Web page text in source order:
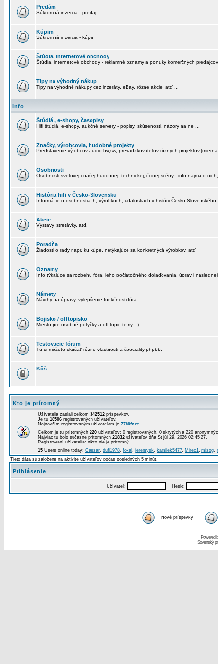
Predám
Súkromná inzercia - predaj
Kúpim
Súkromná inzercia - kúpa
Štúdia, internetové obchody
Štúdia, internetové obchody - reklamné oznamy a ponuky komerčných predajcov
Tipy na výhodný nákup
Tipy na výhodné nákupy cez inzeráty, eBay, rôzne akcie, atď ...
Info
Štúdiá , e-shopy, časopisy
Hifi štúdiá, e-shopy, aukčné servery - popisy, skúsenosti, názory na ne ...
Značky, výrobcovia, hudobné projekty
Predstavenie výrobcov audio hw,sw, prevadzkovateľov rôznych projektov
Osobnosti
Osobnosti svetovej i našej hudobnej, technickej, či inej scény - info najmä o
História hifi v Česko-Slovensku
Informácie o osobnostiach, výrobkoch, udalostiach v histórii Česko-Slovenského
Akcie
Výstavy, stretávky, atd.
Poradňa
Žiadosti o rady napr. ku kúpe, netýkajúce sa konkretných výrobkov, atď
Oznamy
Info týkajúce sa rozbehu fóra, jeho počiatočného dolaďovania, úprav i
Námety
Návrhy na úpravy, vylepšenie funkčnosti fóra
Bojisko / offtopisko
Miesto pre osobné potyčky a off-topic temy :-)
Testovacie fórum
Tu si môžete skušať rôzne vlastnosti a špeciality phpbb.
Kôš
Kto je prítomný
Užívatelia zaslali celkom 342512 príspevkov.
Je tu 18506 registrovaných užívateľov.
Najnovším registrovaným užívateľom je 7789fnet.
Celkom je tu prítomných 220 užívateľov: 0 registrovaných, 0 skrytých a 220
Najviac tu bolo súčasne prítomných 21832 užívateľov dňa St júl 29, 2026 02:45:27.
Registrovaní užívatelia: nikto nie je prítomný
15 Users online today: Caesar, dufi1978, foxal , jeremysk, kamilek5477, Mirec1, misog,
Tieto dáta sú založené na aktivite užívateľov počas posledných 5 minút.
Prihlásenie
Užívateľ: Heslo:
Nové príspevky
Powered
Slovenský